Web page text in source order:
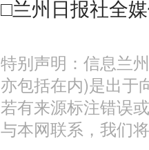
□兰州日报社全
特别声明：信息兰
亦包括在内)是出于
若有来源标注错误
与本网联系，我们